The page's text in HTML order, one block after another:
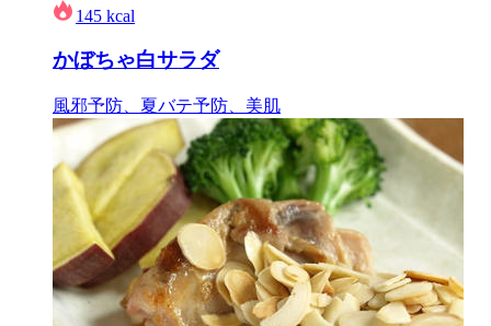
145 kcal
かぼちゃ白サラダ
風邪予防、夏バテ予防、美肌